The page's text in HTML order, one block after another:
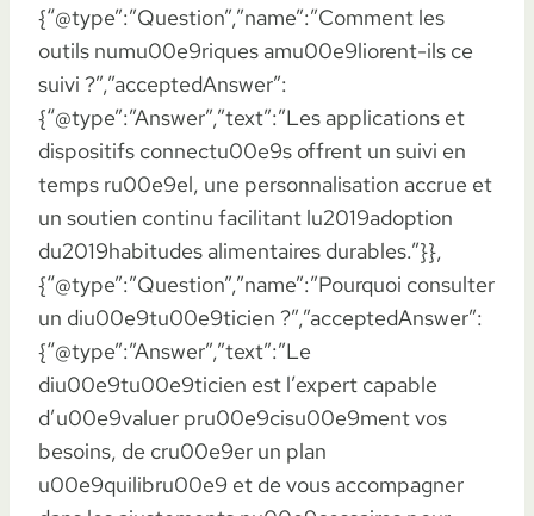
{“@type”:”Question”,”name”:”Comment les
outils numu00e9riques amu00e9liorent-ils ce
suivi ?”,”acceptedAnswer”:
{“@type”:”Answer”,”text”:”Les applications et
dispositifs connectu00e9s offrent un suivi en
temps ru00e9el, une personnalisation accrue et
un soutien continu facilitant lu2019adoption
du2019habitudes alimentaires durables.”}},
{“@type”:”Question”,”name”:”Pourquoi consulter
un diu00e9tu00e9ticien ?”,”acceptedAnswer”:
{“@type”:”Answer”,”text”:”Le
diu00e9tu00e9ticien est l’expert capable
d’u00e9valuer pru00e9cisu00e9ment vos
besoins, de cru00e9er un plan
u00e9quilibru00e9 et de vous accompagner